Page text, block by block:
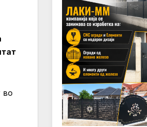
во